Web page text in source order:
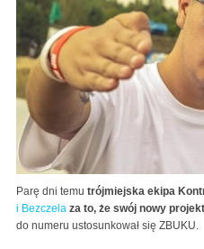
Parę dni temu trójmiejska ekipa
i Bezczela za to, że swój nowy
do numeru ustosunkował się ZBUKU.